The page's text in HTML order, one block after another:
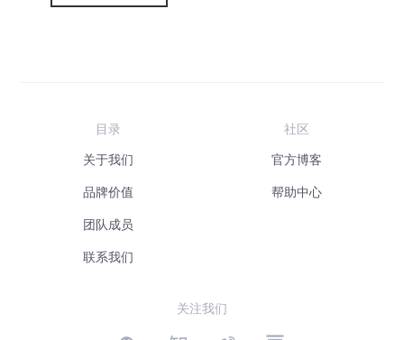
目录
关于我们
品牌价值
团队成员
联系我们
社区
官方博客
帮助中心
关注我们